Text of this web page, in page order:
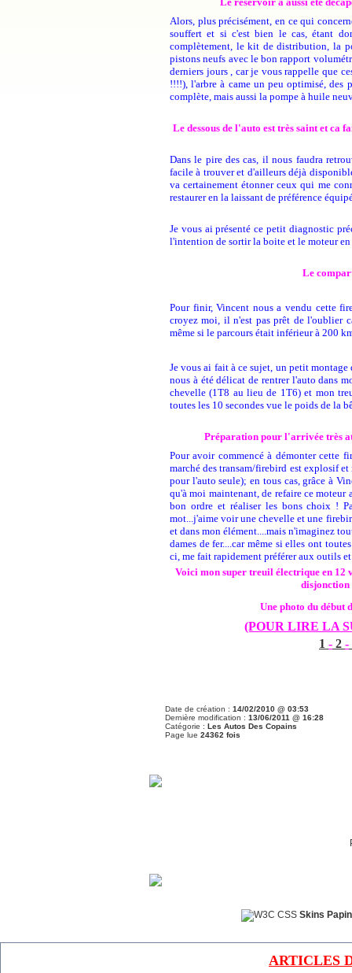
Alors, plus précisément, en ce qui
souffert et si c'est bien le cas, étant
complètement, le kit de distribution, la
pistons neufs avec le bon rapport
derniers jours , car je vous rappelle que
!!!!), l'arbre à came un peu optimisé, des
complète, mais aussi la pompe à huile
Le dessous de l'auto est très saint et ca
Dans le pire des cas, il nous faudra
facile à trouver et d'ailleurs déjà
va certainement étonner ceux qui me
restaurer en la laissant de préférence
Je vous ai présenté ce petit diagnostic
l'intention de sortir la boite et le moteur
Le
Pour finir, Vincent nous a vendu cette
croyez moi, il n'est pas prêt de l'oublier
même si le parcours était inférieur à 200
Je vous ai fait à ce sujet, un petit
nous à été délicat de rentrer l'auto dans
chevelle (1T8 au lieu de 1T6) et mon
toutes les 10 secondes vue le poids de la
Préparation pour l'arrivée très
Pour avoir commencé à démonter cette
marché des transam/firebird est explosif
pour l'auto seule); en tous cas, grâce à
qu'à moi maintenant, de refaire ce
bon ordre et réaliser les bons choix !
mot...j'aime voir une chevelle et une
et dans mon élément....mais n'imaginez
dames de fer....car même si elles ont
ci, me fait rapidement préférer aux outils
Voici mon super treuil électrique en 12
disjonction
Une photo du début
(POUR LIRE LA
1 - 2 -
Date de création : 14/02/2010 @ 03:53
Dernière modification : 13/06/2011 @ 16:28
Catégorie : Les Autos Des Copains
Page lue 24362 fois
Skins
ARTICLES